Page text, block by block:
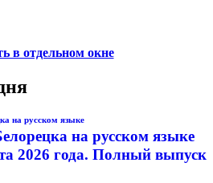
в отдельном окне
на русском языке
на русском языке
2026 года. Полный выпуск